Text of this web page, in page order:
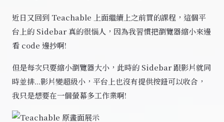
近日又回到 Teachable 上面繼續上之前買的課程，這個平
台上的 Sidebar 真的很惱人，因為我習慣把瀏覽器縮小來邊
看 code 邊抄啊!
但是每次只要縮小瀏覽器大小，此時的 Sidebar 跟影片就同
時並排...影片變超級小，平台上也沒有提供按鈕可以收合，
我只是想要在一個螢幕多工作業啊!